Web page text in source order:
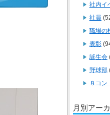
社内イ
社員
職場の
表彰
誕生会
野球部
８コン
月別アー